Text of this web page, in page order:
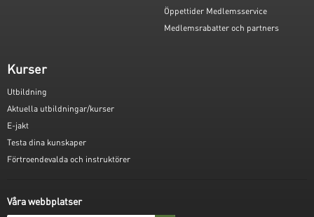
Öppettider Medlemsservice
Medlemsrabatter och partners
Kurser
Utbildning
Aktuella utbildningar/kurser
E-jakt
Testa dina kunskaper
Förtroendevalda och instruktörer
Våra webbplatser